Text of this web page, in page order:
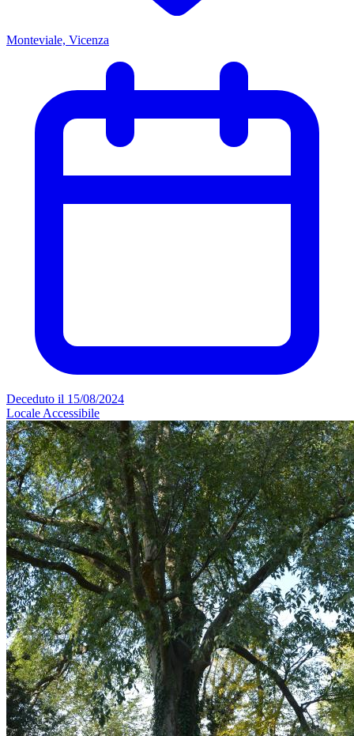
Monteviale, Vicenza
Deceduto il 15/08/2024
Locale Accessibile